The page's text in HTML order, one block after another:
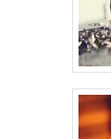
elevadora:
com vasta
qualidade;
realizadas
máquinas que
outra
geração.